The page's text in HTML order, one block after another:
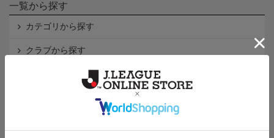
一覧から探す
カテゴリから探す
クラブから探す
Ｊ2
インフォメーション